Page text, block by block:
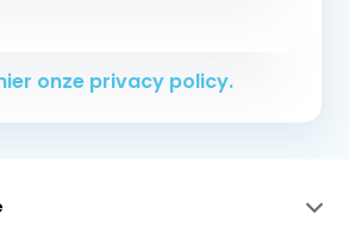
onze privacy policy.